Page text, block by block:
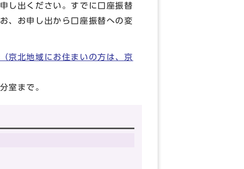
し出ください。すでに口座振替
、お申し出から口座振替への変
京北地域にお住まいの方は、京
室まで。